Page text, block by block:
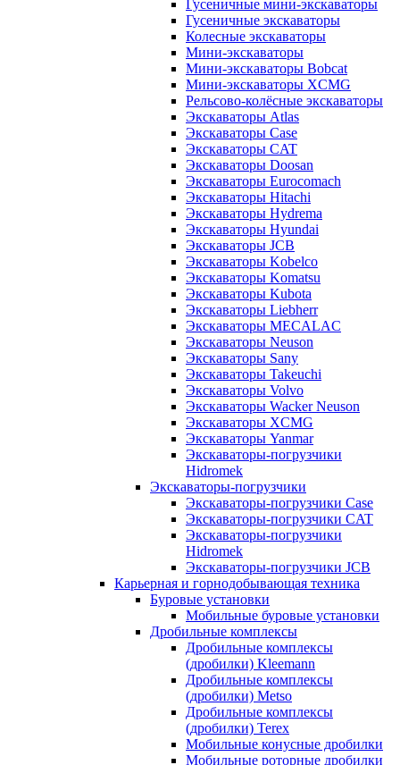
Гусеничные мини-экскаваторы
Гусеничные экскаваторы
Колесные экскаваторы
Мини-экскаваторы
Мини-экскаваторы Bobcat
Мини-экскаваторы XCMG
Рельсово-колёсные экскаваторы
Экскаваторы Atlas
Экскаваторы Case
Экскаваторы CAT
Экскаваторы Doosan
Экскаваторы Eurocomach
Экскаваторы Hitachi
Экскаваторы Hydrema
Экскаваторы Hyundai
Экскаваторы JCB
Экскаваторы Kobelco
Экскаваторы Komatsu
Экскаваторы Kubota
Экскаваторы Liebherr
Экскаваторы MECALAC
Экскаваторы Neuson
Экскаваторы Sany
Экскаваторы Takeuchi
Экскаваторы Volvo
Экскаваторы Wacker Neuson
Экскаваторы XCMG
Экскаваторы Yanmar
Экскаваторы-погрузчики
Hidromek
Экскаваторы-погрузчики
Экскаваторы-погрузчики Case
Экскаваторы-погрузчики CAT
Экскаваторы-погрузчики
Hidromek
Экскаваторы-погрузчики JCB
Карьерная и горнодобывающая техника
Буровые установки
Мобильные буровые установки
Дробильные комплексы
Дробильные комплексы
(дробилки) Kleemann
Дробильные комплексы
(дробилки) Metso
Дробильные комплексы
(дробилки) Terex
Мобильные конусные дробилки
Мобильные роторные дробилки